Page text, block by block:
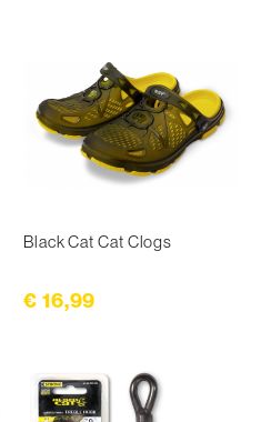
Black Cat Cat Clogs
€ 16,99